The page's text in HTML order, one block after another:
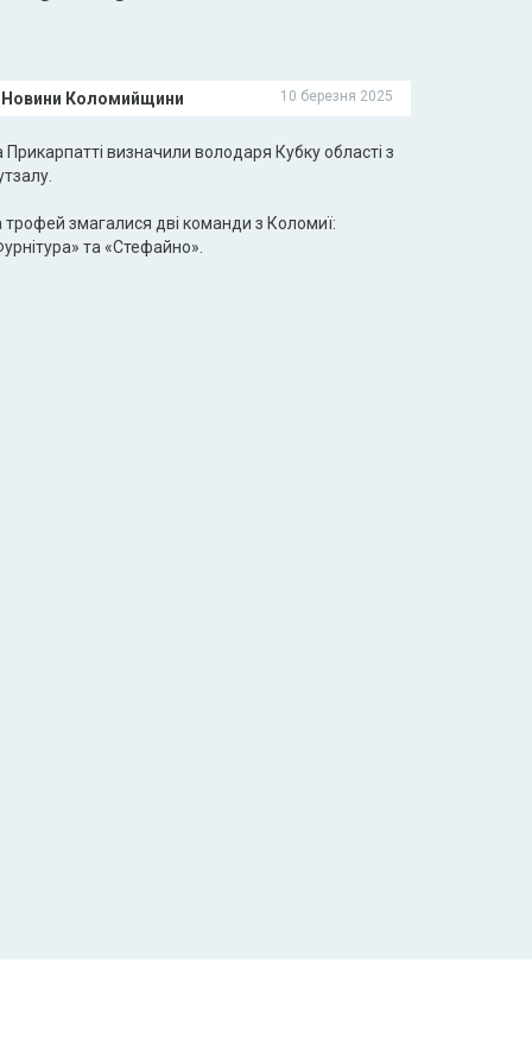
Новини Коломийщини 10 березня 2025
Прикарпатті визначили володаря Кубку області з
трофей змагалися дві команди з Коломиї:
та «Стефайно».